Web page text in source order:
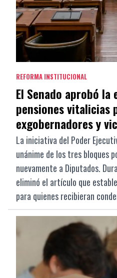
REFORMA INSTITUCIONAL
El Senado aprobó
pensiones vitalicias
exgobernadores y
La iniciativa del Poder
unánime de los tres bloques
nuevamente a Diputados.
eliminó el artículo que
para quienes recibieran